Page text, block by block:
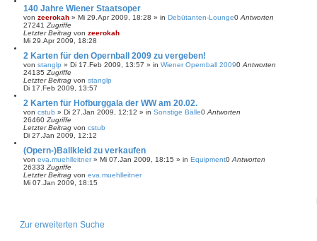
140 Jahre Wiener Staatsoper
von zeerokah » Mi 29.Apr 2009, 18:28 » in Debütanten-Lounge0 Antworten
27241 Zugriffe
Letzter Beitrag von zeerokah
Mi 29.Apr 2009, 18:28
2 Karten für den Opernball 2009 zu vergeben!
von stanglp » Di 17.Feb 2009, 13:57 » in Wiener Opernball 20090 Antworten
24135 Zugriffe
Letzter Beitrag von stanglp
Di 17.Feb 2009, 13:57
2 Karten für Hofburggala der WW am 20.02.
von cstub » Di 27.Jan 2009, 12:12 » in Sonstige Bälle0 Antworten
26460 Zugriffe
Letzter Beitrag von cstub
Di 27.Jan 2009, 12:12
(Opern-)Ballkleid zu verkaufen
von eva.muehlleitner» Mi 07.Jan 2009, 18:15 » in Equipment0 Antworten
26333 Zugriffe
Letzter Beitrag von eva.muehlleitner
Mi 07.Jan 2009, 18:15
Zur erweiterten Suche